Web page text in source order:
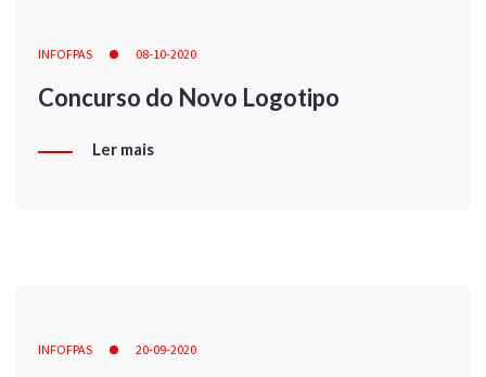
INFOFPAS 08-10-2020
Concurso do Novo Logotipo
Ler mais
INFOFPAS 20-09-2020